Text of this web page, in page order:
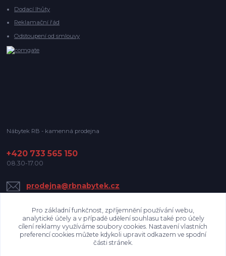
Dodací lhůty
Reklamační řád
Odstoupení od smlouvy
Nábytek RB - kamenná prodejna
+420 733 565 150
08.30-17.00
prodejna@rbnabytek.cz
Pro základní funkčnost, zpříjemnění používání webu,
analytické účely a v případě udělení souhlasu také pro účely
cílení reklamy využíváme soubory cookies. Nastavení vlastních
preferencí cookies můžete kdykoli upravit odkazem ve spodní
části stránek.